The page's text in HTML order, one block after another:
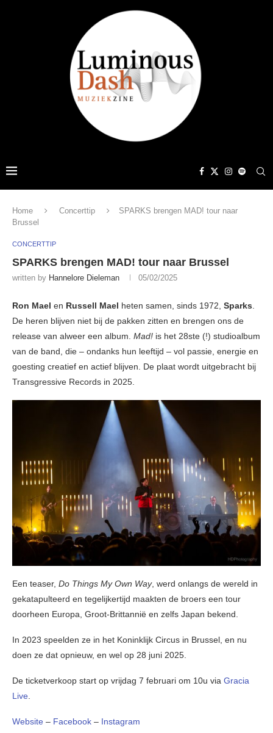
Home Concerttip
SPARKS brengen MAD! tour naar
Brussel
CONCERTTIP
SPARKS brengen MAD! tour naar Brussel
written by Hannelore Dieleman 05/02/2025
Ron Mael en Russell Mael heten samen, sinds 1972, Sparks.
De heren blijven niet bij de pakken zitten en brengen ons de
release van alweer een album. Mad! is het 28ste (!) studioalbum
van de band, die – ondanks hun leeftijd – vol passie, energie en
goesting creatief en actief blijven. De plaat wordt uitgebracht bij
Transgressive Records in 2025.
Een teaser, Do Things My Own Way, werd onlangs de wereld in
gekatapulteerd en tegelijkertijd maakten de broers een tour
doorheen Europa, Groot-Brittannië en zelfs Japan bekend.
In 2023 speelden ze in het Koninklijk Circus in Brussel, en nu
doen ze dat opnieuw, en wel op 28 juni 2025.
De ticketverkoop start op vrijdag 7 februari om 10u via Gracia
Live.
Website – Facebook – Instagram